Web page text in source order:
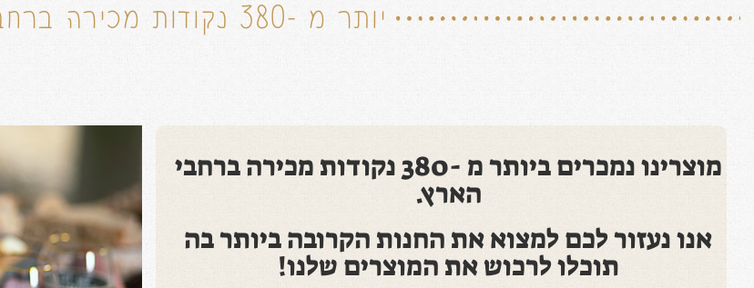
יותר מ -380 נקודות מכירה ברחבי הארץ!
מוצרינו נמכרים ביותר מ -380 נקודות מכירה ברחבי
הארץ.
אנו נעזור לכם למצוא את החנות הקרובה ביותר בה
תוכלו לרכוש את המוצרים שלנו!